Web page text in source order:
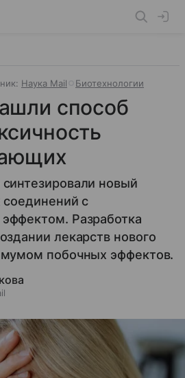
Наука Mail Биотехнологии
способ
новый
соединений с
Разработка
лекарств нового
побочных эффектов.